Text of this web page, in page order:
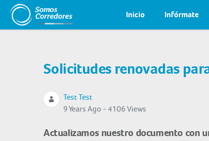
Inicio Infórmate
Solicitudes renovadas
Test Test
9 Years Ago - 4106 Views
Actualizamos nuestro documento con